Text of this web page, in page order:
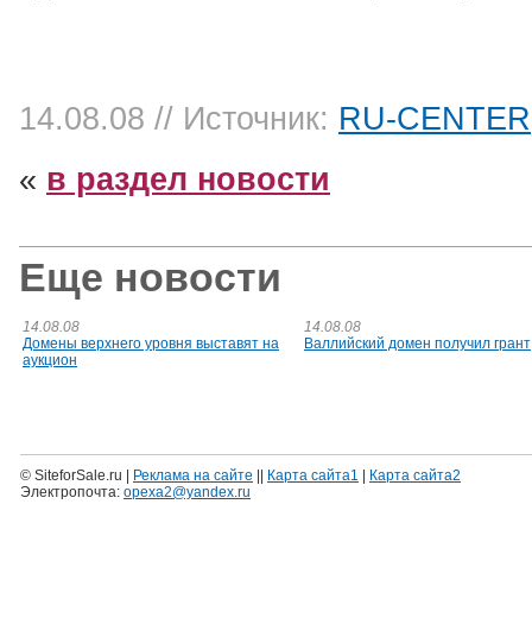
14.08.08 // Источник: RU-CENTER
« в раздел новости
Еще новости
14.08.08
Домены верхнего уровня выставят на
аукцион
14.08.08
Валлийский домен получил грант
© SiteforSale.ru | Реклама на сайте Карта сайта1
Карта сайта2
Электропочта: opexa2@yandex.ru